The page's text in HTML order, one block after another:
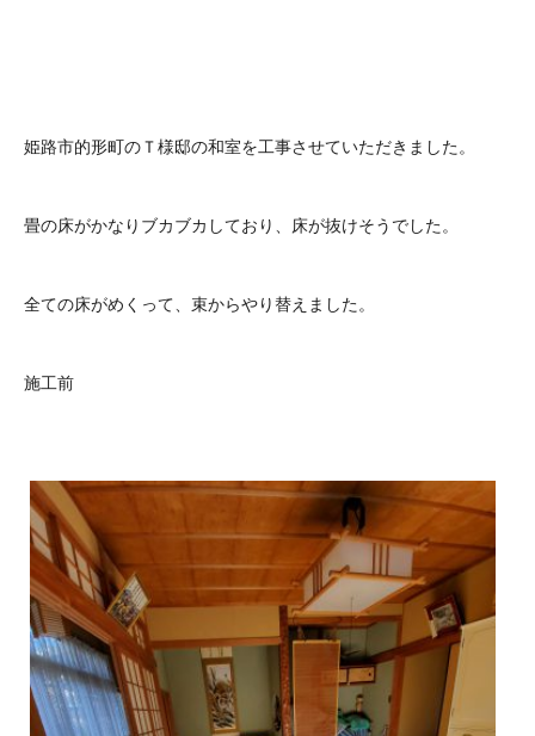
姫路市的形町のＴ様邸の和室を工事させていただきました。
畳の床がかなりブカブカしており、床が抜けそうでした。
全ての床がめくって、束からやり替えました。
施工前